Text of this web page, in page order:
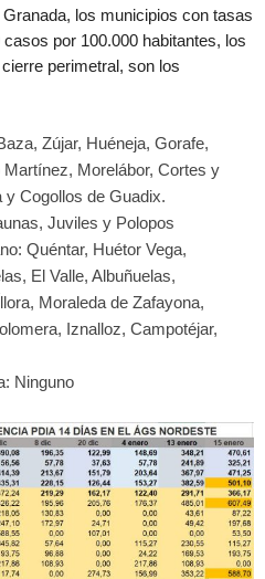
los municipios con tasas
por 100.000 habitantes, los
perimetral, son los
Zújar, Huéneja, Gorafe,
Morelábor, Cortes y
y Cogollos de Guadix.
Juviles y Polopos
Quéntar, Huétor Vega,
El Valle, Albuñuelas,
Moraleda de Zafayona,
Iznalloz, Campotéjar,
Ninguno